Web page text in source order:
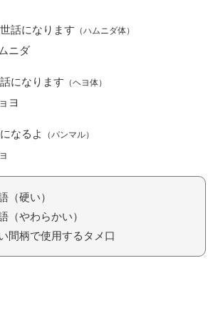
話になります （ハムニダ体）
ニダ
になります （ヘヨ体）
ヨ
なるよ （パンマル）
（硬い）
やわらかい）
間柄で使用するタメ口